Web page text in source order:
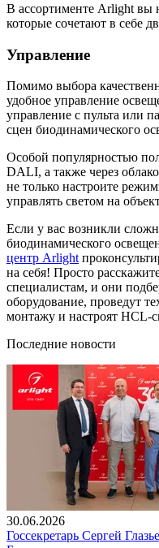
В ассортименте Arlight вы
которые сочетают в себе
Управление
Помимо выбора
удобное управление
управление с пульта или
сцен биодинамического
Особой популярностью
DALI, а также через
не только настроите
управлять светом на
Если у вас возникли
биодинамического
центр Arlight
на себя! Просто
специалистам, и они
оборудование, проведут
монтажу и настроят HCL-
Последние новости
30.06.2026
Госсекретарь Сергей